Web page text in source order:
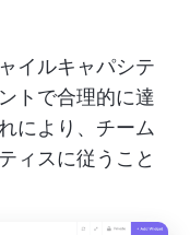
イルキャパシテ
トで合理的に達
により、チーム
ィスに従うこと